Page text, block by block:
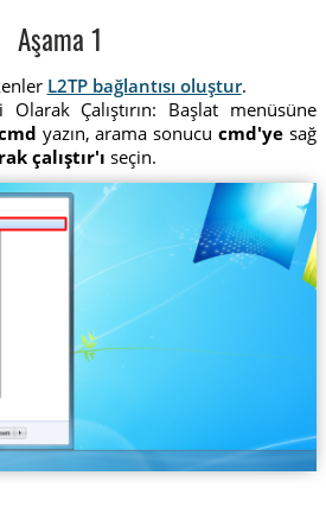
Aşama 1
L2TP bağlantısı oluştur.
Olarak Çalıştırın: Başlat menüsüne
yazın, arama sonucucmd'ye sağ
çalıştır'ı seçin.